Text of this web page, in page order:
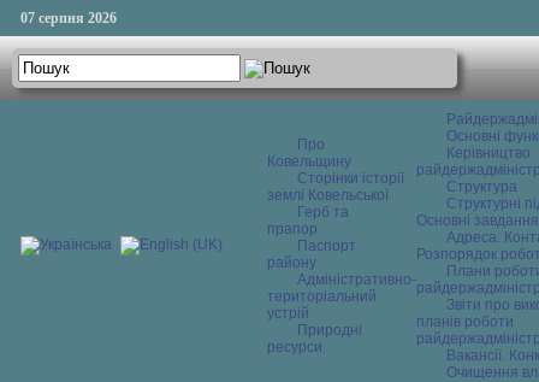
07 серпня 2026
Про
Ковельщину
Сторінки історії
землі Ковельської
Герб та
прапор
Паспорт
району
Адміністративно-
територіальний
устрій
Природні
ресурси
Основні
Керівництво
Структура
Структурні
Основні завдання
Адреса.
Розпорядок
Плани
Звіти про
планів роботи
Вакансії.
Очищення